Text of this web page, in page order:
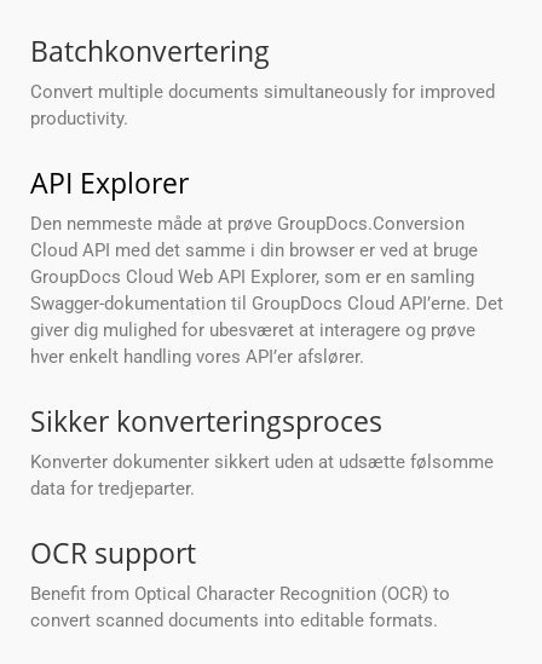
Batchkonvertering
Convert multiple documents simultaneously for improved
productivity.
API Explorer
Den nemmeste måde at prøve GroupDocs.Conversion
Cloud API med det samme i din browser er ved at bruge
GroupDocs Cloud Web API Explorer, som er en samling
Swagger-dokumentation til GroupDocs Cloud API’erne. Det
giver dig mulighed for ubesværet at interagere og prøve
hver enkelt handling vores API’er afslører.
Sikker konverteringsproces
Konverter dokumenter sikkert uden at udsætte følsomme
data for tredjeparter.
OCR support
Benefit from Optical Character Recognition (OCR) to
convert scanned documents into editable formats.